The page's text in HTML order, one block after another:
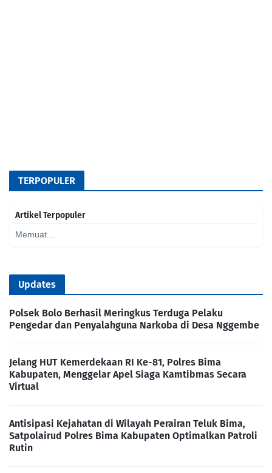
TERPOPULER
Artikel Terpopuler
Memuat...
Updates
Polsek Bolo Berhasil Meringkus Terduga Pelaku
Pengedar dan Penyalahguna Narkoba di Desa Nggembe
Jelang HUT Kemerdekaan RI Ke-81, Polres Bima
Kabupaten, Menggelar Apel Siaga Kamtibmas Secara
Virtual
Antisipasi Kejahatan di Wilayah Perairan Teluk Bima,
Satpolairud Polres Bima Kabupaten Optimalkan Patroli
Rutin